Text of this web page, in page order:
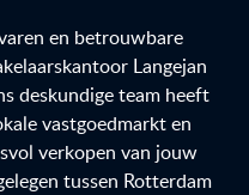
en betrouwbare
Langejan
deskundige team heeft
vastgoedmarkt en
verkopen van jouw
tussen Rotterdam